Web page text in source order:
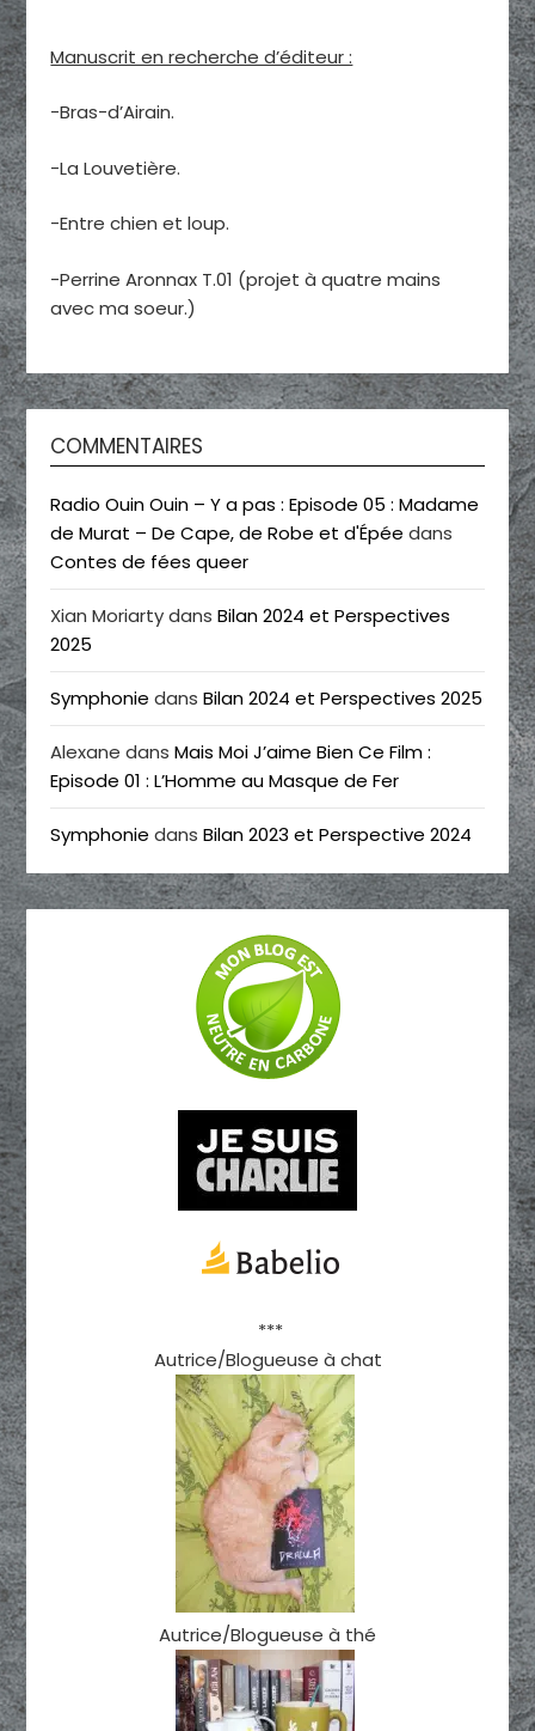
Manuscrit en recherche d’éditeur :
-Bras-d’Airain.
-La Louvetière.
-Entre chien et loup.
-Perrine Aronnax T.01 (projet à quatre mains
avec ma soeur.)
COMMENTAIRES
Radio Ouin Ouin – Y a pas : Episode 05 : Madame
de Murat – De Cape, de Robe et d'Épée dans
Contes de fées queer
Xian MoriartydansBilan 2024 et Perspectives
2025
Symphonie dansBilan 2024 et Perspectives 2025
Alexane dansMais Moi J’aime Bien Ce Film :
Episode 01 : L’Homme au Masque de Fer
Symphonie dansBilan 2023 et Perspective 2024
***
Autrice/Blogueuse à chat
Autrice/Blogueuse à thé